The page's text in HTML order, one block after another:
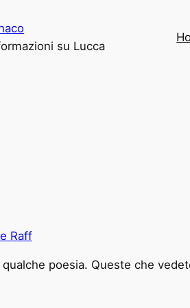
su Lucca
Raff
poesia. Queste che